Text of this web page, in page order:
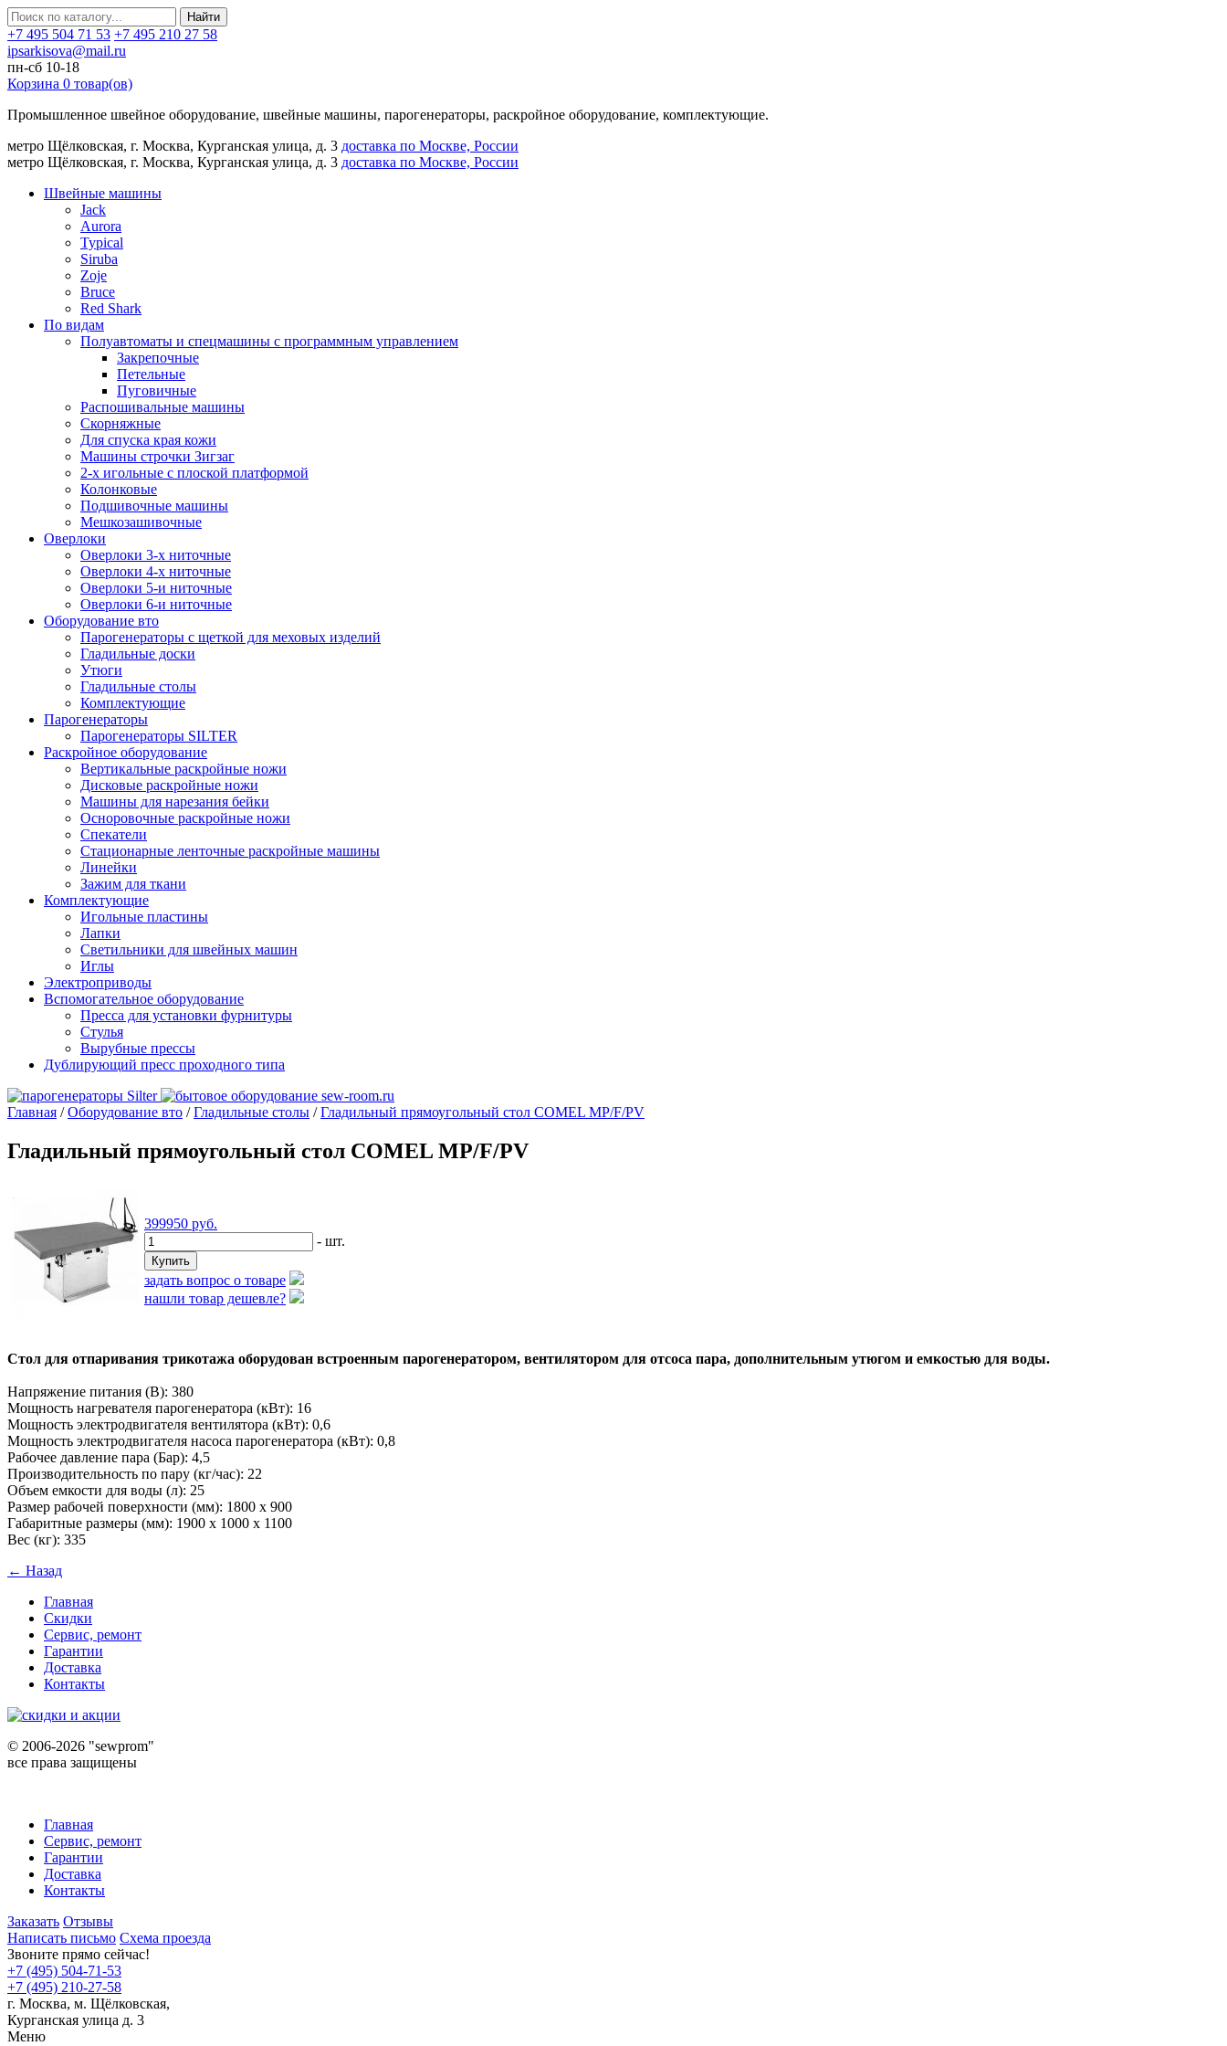
Найти
+7 495 504 71 53 +7 495 210 27 58
ipsarkisova@mail.ru
пн-сб 10-18
Корзина 0 товар(ов)
Промышленное швейное оборудование, швейные машины, парогенераторы, раскройное оборудование, комплектующие.
метро Щёлковская, г. Москва, Курганская улица, д. 3 доставка по Москве, России
метро Щёлковская, г. Москва, Курганская улица, д. 3 доставка по Москве, России
Швейные машины
Jack
Aurora
Typical
Siruba
Zoje
Bruce
Red Shark
По видам
Полуавтоматы и спецмашины с программным управлением
Закрепочные
Петельные
Пуговичные
Распошивальные машины
Скорняжные
Для спуска края кожи
Машины строчки Зигзаг
2-х игольные с плоской платформой
Колонковые
Подшивочные машины
Мешкозашивочные
Оверлоки
Оверлоки 3-х ниточные
Оверлоки 4-х ниточные
Оверлоки 5-и ниточные
Оверлоки 6-и ниточные
Оборудование вто
Парогенераторы с щеткой для меховых изделий
Гладильные доски
Утюги
Гладильные столы
Комплектующие
Парогенераторы
Парогенераторы SILTER
Раскройное оборудование
Вертикальные раскройные ножи
Дисковые раскройные ножи
Машины для нарезания бейки
Осноровочные раскройные ножи
Спекатели
Стационарные ленточные раскройные машины
Линейки
Зажим для ткани
Комплектующие
Игольные пластины
Лапки
Светильники для швейных машин
Иглы
Электроприводы
Вспомогательное оборудование
Пресса для установки фурнитуры
Стулья
Вырубные прессы
Дублирующий пресс проходного типа
Главная /Оборудование вто /Гладильные столы /Гладильный прямоугольный стол COMEL MP/F/PV
Гладильный прямоугольный стол COMEL MP/F/PV
399950 руб.
- шт.
задать вопрос о товаре
нашли товар дешевле?
Стол для отпаривания трикотажа оборудован встроенным парогенератором, вентилятором для отсоса пара, дополнительным утюгом и емкостью для воды.
Напряжение питания (В): 380
Мощность нагревателя парогенератора (кВт): 16
Мощность электродвигателя вентилятора (кВт): 0,6
Мощность электродвигателя насоса парогенератора (кВт): 0,8
Рабочее давление пара (Бар): 4,5
Производительность по пару (кг/час): 22
Объем емкости для воды (л): 25
Размер рабочей поверхности (мм): 1800 х 900
Габаритные размеры (мм): 1900 х 1000 х 1100
Вес (кг): 335
← Назад
Главная
Скидки
Сервис, ремонт
Гарантии
Доставка
Контакты
© 2006-2026 "sewprom"
все права защищены
Главная
Сервис, ремонт
Гарантии
Доставка
Контакты
Заказать Отзывы
Написать письмо Схема проезда
Звоните прямо сейчас!
+7 (495) 504-71-53
+7 (495) 210-27-58
г. Москва, м. Щёлковская,
Курганская улица д. 3
Меню